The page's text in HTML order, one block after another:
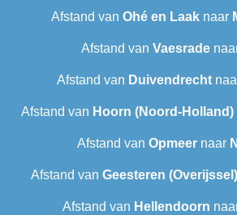
Afstand van Ohé en Laak naar
Afstand van Vaesrade
Afstand van Duivendrecht
Afstand van Hoorn (Noord-Holland)
Afstand van Opmeernaar
Afstand van Geesteren (Overijssel)
Afstand van Hellendoorn